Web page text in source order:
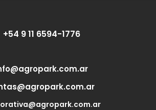
+54 9 11 6594-1776